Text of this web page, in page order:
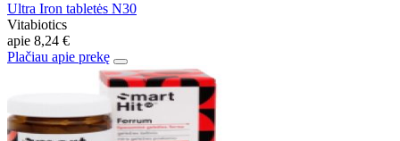
Ultra Iron tabletės N30
Vitabiotics
apie 8,24 €
Plačiau apie prekę